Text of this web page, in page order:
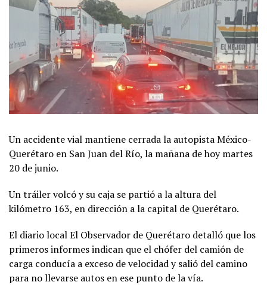
Un accidente vial mantiene cerrada la autopista México-
Querétaro en San Juan del Río, la mañana de hoy martes
20 de junio.
Un tráiler volcó y su caja se partió a la altura del
kilómetro 163, en dirección a la capital de Querétaro.
El diario local El Observador de Querétaro detalló que los
primeros informes indican que el chófer del camión de
carga conducía a exceso de velocidad y salió del camino
para no llevarse autos en ese punto de la vía.